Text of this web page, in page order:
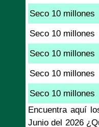
Seco 10 millones
Seco 10 millones
Seco 10 millones
Seco 10 millones
Seco 10 millones
Encuentra aquí
Junio del 2026